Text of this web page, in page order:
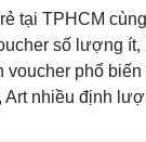
tại TPHCM
số lượng
voucher phổ
Art nhiều định